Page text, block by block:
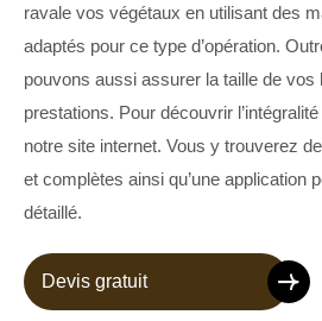
ravale vos végétaux en utilisant des
adaptés pour ce type d’opération.
pouvons aussi assurer la taille de vos
prestations. Pour découvrir
notre site internet. Vous y trouverez
et complètes ainsi qu’une application
détaillé.
Devis gratuit